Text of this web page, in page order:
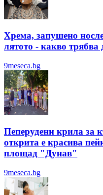
Хрема, запушено
лятотo - какво трябва
9meseca.bg
Пеперудени крила за
открита е красива
площад "Дунав"
9meseca.bg